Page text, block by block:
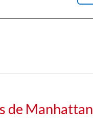
de Manhattan